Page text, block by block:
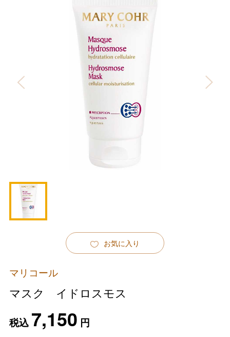
お気に入り
マリコール
マスク イドロスモス
税込7,150 円